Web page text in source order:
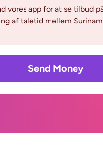
vores app for at se tilbud
af taletid mellem
Send Money